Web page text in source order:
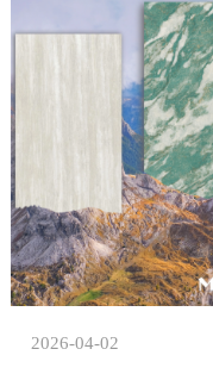
榜单开设以来，蒙娜
榜，成为佛山建陶领
2026-04-02